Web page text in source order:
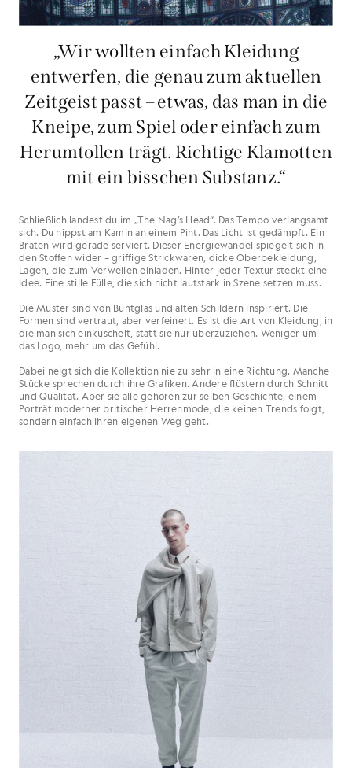
„Wir wollten einfach Kleidung
entwerfen, die genau zum aktuellen
Zeitgeist passt – etwas, das man in die
Kneipe, zum Spiel oder einfach zum
Herumtollen trägt. Richtige Klamotten
mit ein bisschen Substanz.“
Schließlich landest du im „The Nag’s Head“. Das Tempo verlangsamt
sich. Du nippst am Kamin an einem Pint. Das Licht ist gedämpft. Ein
Braten wird gerade serviert. Dieser Energiewandel spiegelt sich in
den Stoffen wider – griffige Strickwaren, dicke Oberbekleidung,
Lagen, die zum Verweilen einladen. Hinter jeder Textur steckt eine
Idee. Eine stille Fülle, die sich nicht lautstark in Szene setzen muss.
Die Muster sind von Buntglas und alten Schildern inspiriert. Die
Formen sind vertraut, aber verfeinert. Es ist die Art von Kleidung, in
die man sich einkuschelt, statt sie nur überzuziehen. Weniger um
das Logo, mehr um das Gefühl.
Dabei neigt sich die Kollektion nie zu sehr in eine Richtung. Manche
Stücke sprechen durch ihre Grafiken. Andere flüstern durch Schnitt
und Qualität. Aber sie alle gehören zur selben Geschichte, einem
Porträt moderner britischer Herrenmode, die keinen Trends folgt,
sondern einfach ihren eigenen Weg geht.